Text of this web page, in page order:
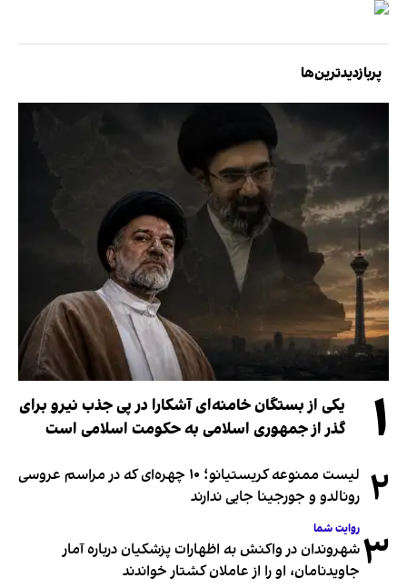
پربازدیدترین‌ها
۱
یکی از بستگان خامنه‌ای آشکارا در پی جذب نیرو برای
گذر از جمهوری اسلامی به حکومت اسلامی است
۲
لیست ممنوعه کریستیانو؛ ۱۰ چهره‌ای که در مراسم عروسی
رونالدو و جورجینا جایی ندارند
۳ روایت شما
شهروندان در واکنش به اظهارات پزشکیان درباره آمار
جاویدنامان، او را از عاملان کشتار خواندند